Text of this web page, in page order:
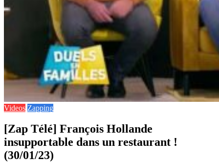
Videos Zapping
[Zap Télé] François Hollande
insupportable dans un restaurant !
(30/01/23)